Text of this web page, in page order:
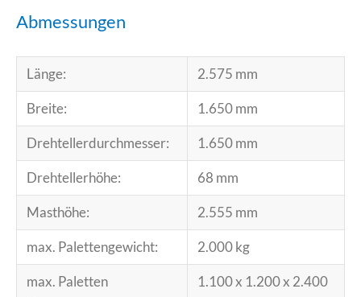
Abmessungen
Länge: 2.575 mm
Breite: 1.650 mm
Drehtellerdurchmesser: 1.650 mm
Drehtellerhöhe: 68 mm
Masthöhe: 2.555 mm
max. Palettengewicht: 2.000 kg
max. Paletten
1.100 x 1.200 x 2.400